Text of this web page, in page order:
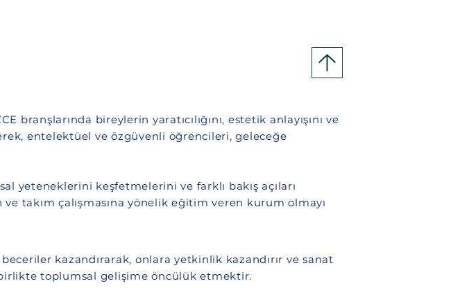
branşlarında bireylerin yaratıcılığını, estetik anlayışını ve
entelektüel ve özgüvenli öğrencileri, geleceğe
yeteneklerini keşfetmelerini ve farklı bakış açıları
takım çalışmasına yönelik eğitim veren kurum olmayı
kazandırarak, onlara yetkinlik kazandırır ve sanat
toplumsal gelişime öncülük etmektir.